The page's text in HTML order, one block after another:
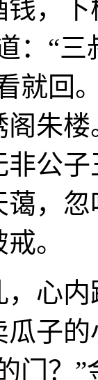
，
：“
就回
朱
公
，
。
心
子
门？